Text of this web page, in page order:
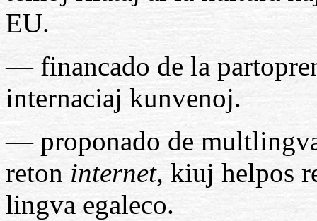
EU.
— financado de la
internaciaj kunvenoj.
— proponado de
reton internet, kiuj helpos
lingva egaleco.